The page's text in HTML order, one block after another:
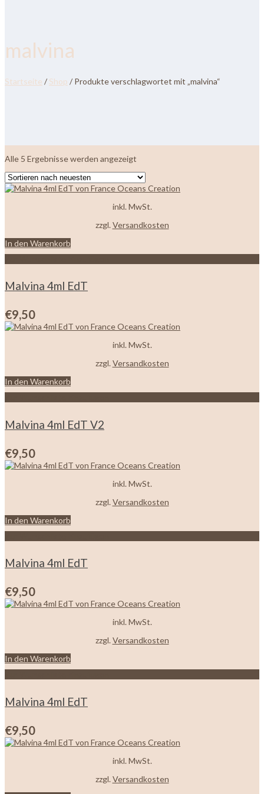
malvina
Startseite / Shop / Produkte verschlagwortet mit „malvina“
Alle 5 Ergebnisse werden angezeigt
sortiert
inkl. MwSt.
zzgl. Versandkosten
In den Warenkorb
Malvina 4ml EdT
€9,50
inkl. MwSt.
zzgl.Versandkosten
In den Warenkorb
Malvina 4ml EdT V2
€9,50
inkl. MwSt.
zzgl. Versandkosten
In den Warenkorb
Malvina 4ml EdT
€9,50
inkl. MwSt.
zzgl.Versandkosten
In den Warenkorb
Malvina 4ml EdT
€9,50
inkl. MwSt.
zzgl. Versandkosten